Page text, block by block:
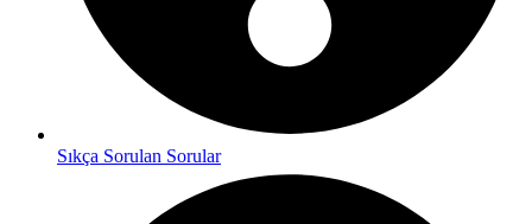
Sıkça Sorulan Sorular